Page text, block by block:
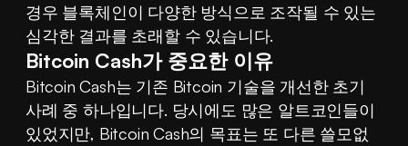
경우 블록체인이 다양한 방식으로 조작될 수 있는
심각한 결과를 초래할 수 있습니다.
Bitcoin Cash가 중요한 이유
Bitcoin Cash는 기존 Bitcoin 기술을 개선한 초기
사례 중 하나입니다. 당시에도 많은 알트코인들이
있었지만, Bitcoin Cash의 목표는 또 다른 쓸모없